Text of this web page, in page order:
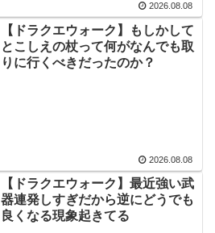
2026.08.08
【ドラクエウォーク】もしかして
とこしえの杖って何がなんでも取
りに行くべきだったのか？
2026.08.08
【ドラクエウォーク】最近強い武
器連発しすぎだから逆にどうでも
良くなる現象起きてる